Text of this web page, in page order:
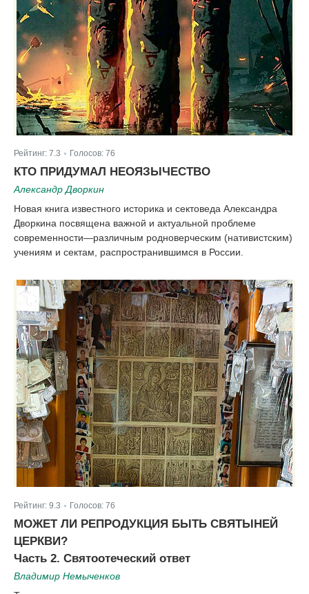
Рейтинг: 7.3 Голосов: 76
КТО ПРИДУМАЛ НЕОЯЗЫЧЕСТВО
Александр Дворкин
Новая книга известного историка и сектоведа Александра
Дворкина посвящена важной и актуальной проблеме
современности—различным родноверческим (нативистским)
учениям и сектам, распространившимся в России.
Рейтинг: 9.3 Голосов: 76
МОЖЕТ ЛИ РЕПРОДУКЦИЯ БЫТЬ СВЯТЫНЕЙ
ЦЕРКВИ?
Часть 2. Святоотеческий ответ
Владимир Немыченков